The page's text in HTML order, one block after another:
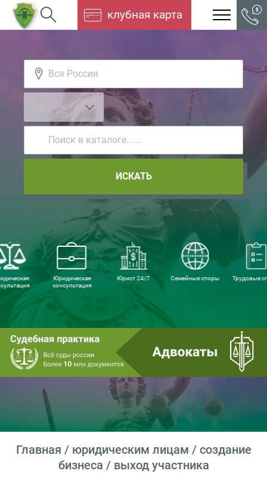
клубная карта
ИСКАТЬ
Юридическая
консультация
Юрист 24/7 Семейные споры Трудовые
Главная / юридическим лицам / создание
бизнеса / выход участника